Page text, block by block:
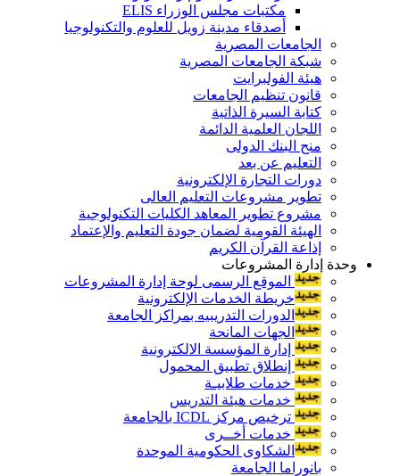
مكتبات مجلس الوزراء ELIS
أصدقاء مدينة زويل للعلوم والتكنولوجيا
الجامعات المصرية
شبكة الجامعات المصرية
هيئة الفولبرايت
قانون تنظيم الجامعات
كتابة السيرة الذاتية
اللجان العلمية الدائمة
منح البنك الدولى
التعليم عن بعد
دورات التجارة الإلكترونية
تطوير مشروعات التعليم العالى
مشروع تطوير المعاهد الكليات التكنولوجية
الهيئة القومية لضمان جودة التعليم والإعتماد
إذاعة القرآن الكريم
وحدة إدارة المشروعات
الموقع الرسمى لوحة إدارة المشروعات
خريطة الخدمات الإلكترونية
الدورات التدريبيه بمراكز الجامعة
الجهات المانحة
إدارة المؤسسة الالكترونية
إنطلاق تطبيق المحمول
خدمات طلابيـة
خدمات هيئة التدريس
ترخيص مركز ICDL بالجامعة
خدمات أخــرى
الشكاوى الحكومية الموحدة
بانوراما الجامعة